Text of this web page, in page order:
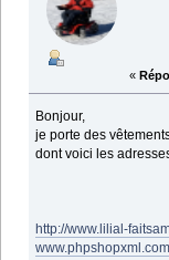
«
Bonjour,
je porte des
dont voici les
http://www.lilial-